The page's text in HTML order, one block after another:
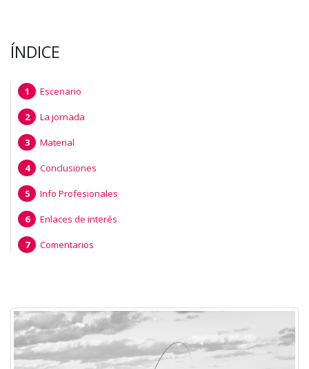
ÍNDICE
Escenario
La jornada
Material
Conclusiones
Info Profesionales
Enlaces de interés
Comentarios